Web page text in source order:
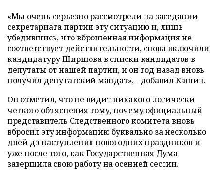
«Мы очень серьезно рассмотрели на заседании
секретариата партии эту ситуацию и, лишь
убедившись, что вброшенная информация не
соответствует действительности, снова включили
кандидатуру Ширшова в списки кандидатов в
депутаты от нашей партии, и он год назад вновь
получил депутатский мандат», - добавил Кашин.
Он отметил, что не видит никакого логически
четкого объяснения тому, почему официальный
представитель Следственного комитета вновь
вбросил эту информацию буквально за несколько
дней до наступления новогодних праздников и
уже после того, как Государственная Дума
завершила свою работу на осенней сессии.